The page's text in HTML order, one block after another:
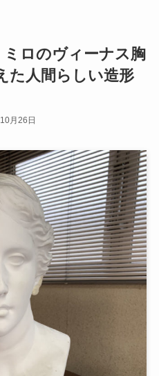
ミロのヴィーナス胸
た人間らしい造形
月26日